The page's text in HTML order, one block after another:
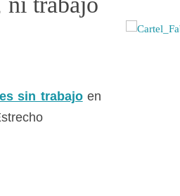
sin trabajoen